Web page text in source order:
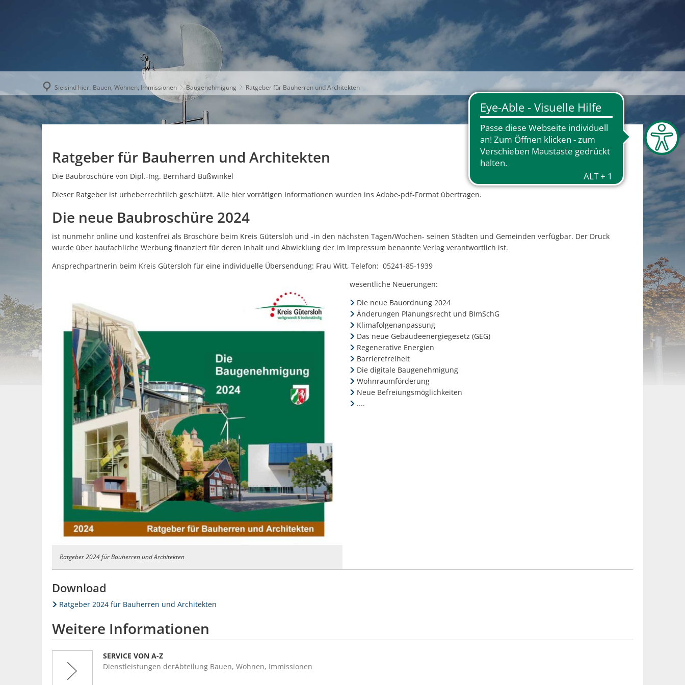
AKTUELLES THEMEN UNSER KREIS KARRIERE
Sie sind hier: Bauen, Wohnen, Immissionen Baugenehmigung Ratgeber für Bauherren und Architekten
Ratgeber für Bauherren und Architekten
Die Baubroschüre von Dipl.-Ing. Bernhard Bußwinkel
Dieser Ratgeber ist urheberrechtlich geschützt. Alle hier vorrätigen Informationen wurden ins Adobe-pdf-Format übertragen.
Die neue Baubroschüre 2024
ist nunmehr online und kostenfrei als Broschüre beim Kreis Gütersloh und -in den nächsten Tagen/Wochen- seinen Städten und Gemeinden verfügbar. Der Druck
wurde über baufachliche Werbung finanziert für deren Inhalt und Abwicklung der im Impressum benannte Verlag verantwortlich ist.
Ansprechpartnerin beim Kreis Gütersloh für eine individuelle Übersendung: Frau Witt, Telefon: 05241-85-1939
Ratgeber 2024 für Bauherren und Architekten
wesentliche Neuerungen:
Die neue Bauordnung 2024
Änderungen Planungsrecht und BImSchG
Klimafolgenanpassung
Das neue Gebäudeenergiegesetz (GEG)
Regenerative Energien
Barrierefreiheit
Die digitale Baugenehmigung
Wohnraumförderung
Neue Befreiungsmöglichkeiten
....
Download
Ratgeber 2024 für Bauherren und Architekten
Weitere Informationen
SERVICE VON A-Z
Dienstleistungen derAbteilung Bauen, Wohnen, Immissionen